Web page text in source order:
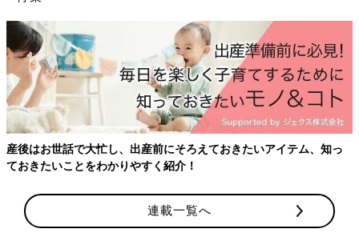
毎日のお世話を基本からていねいに解説。
新生児期からのお世話も写真でよくわかる！ 月齢別に、体・心
の成長とかかわりかたを掲載。
ワンオペおふろの手順など、ママ・パパの「困った！」を具体的
なテクで解決。
予防接種や乳幼児健診、事故・けがの予防と対策、病気の受診の
目安などもわかりやすく紹介しています。
切り取って使える、「赤ちゃんの月齢別 発育・発達見通し表」
産後はお世話で大忙し、出産前にそろえておきたいアイテム、知っ
ておきたいことをわかりやすく紹介！
連載一覧へ